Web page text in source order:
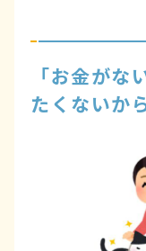
「お金がな
たくないか